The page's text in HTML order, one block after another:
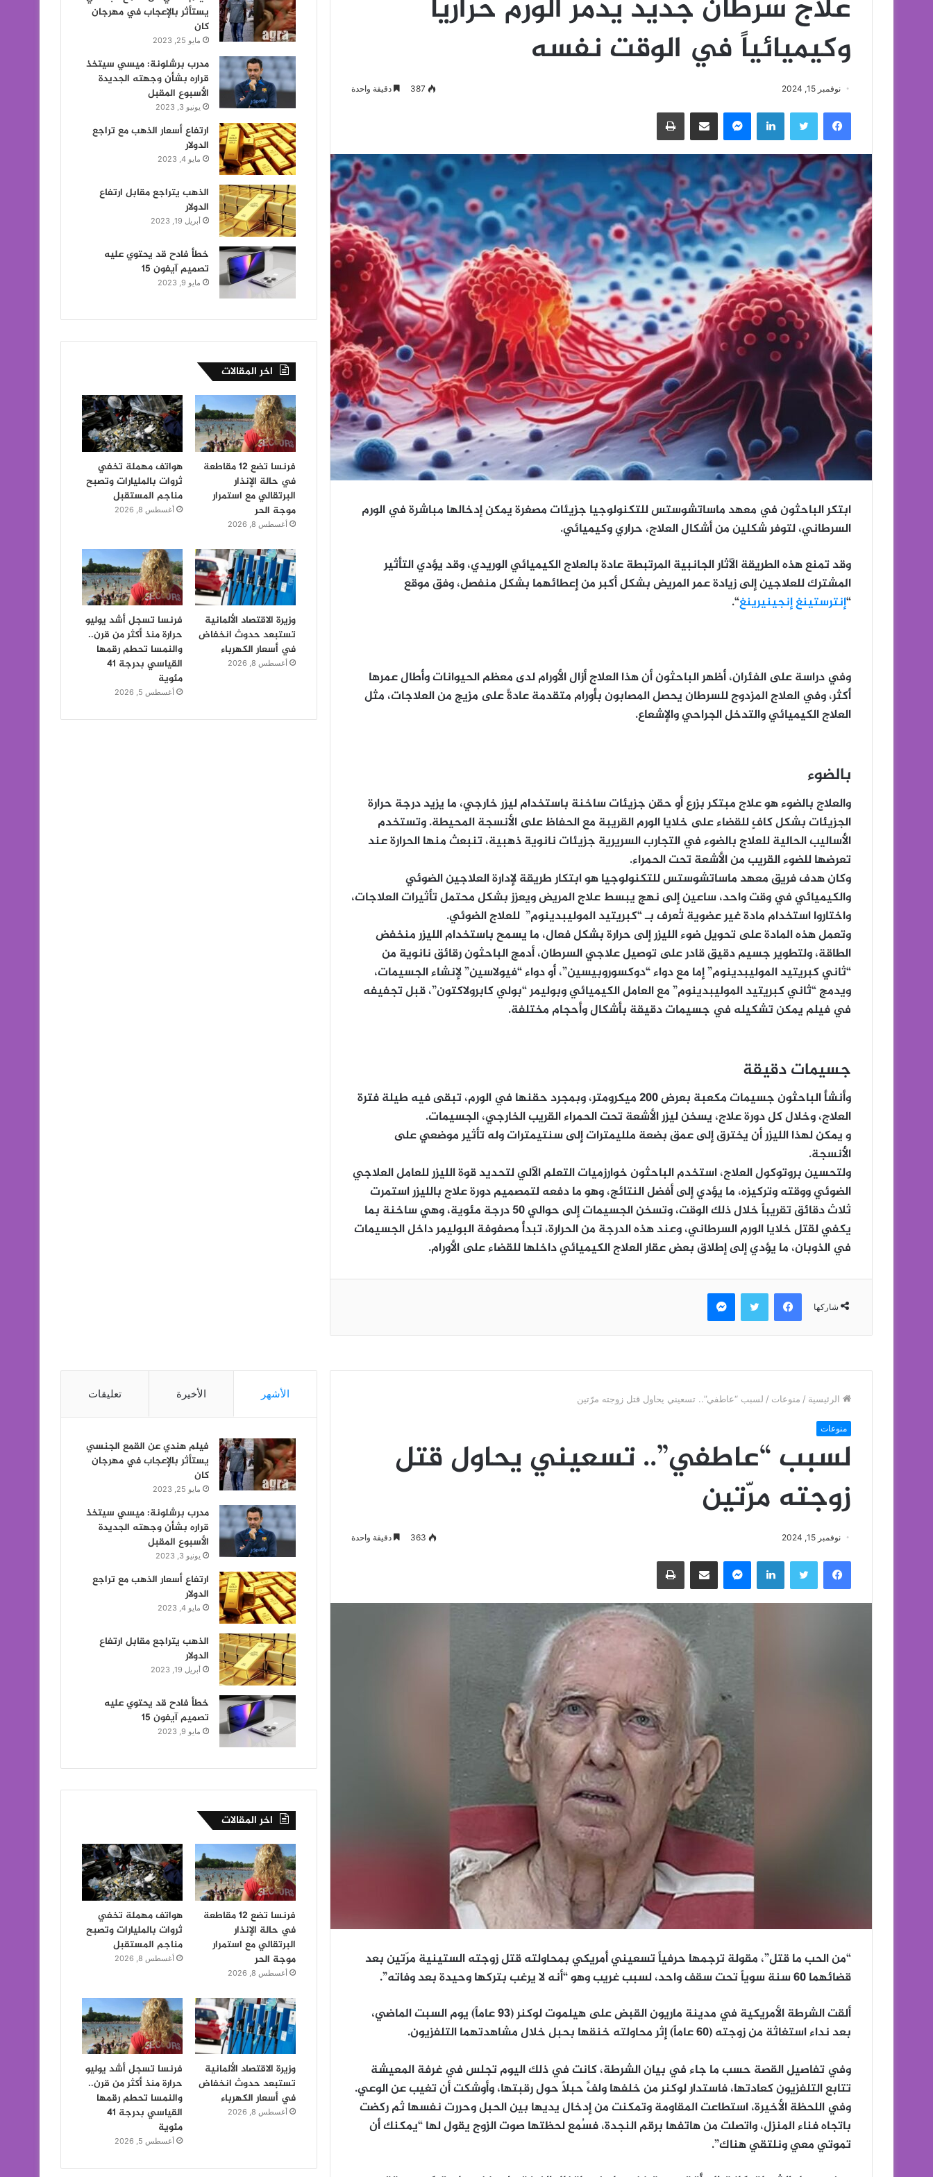
علاج سرطان جديد يدمر الورم حراريا
وكيميائياً في الوقت نفسه
نوفمبر 15, 2024 387 دقيقة واحدة
فيسبوك تويتر لينكدإن ماسنجر مشاركة عبر البريد طباعة
ابتكر الباحثون في معهد ماساتشوستس للتكنولوجيا جزيئات مصغرة يمكن إدخالها مباشرة في الورم
السرطاني، لتوفر شكلين من أشكال العلاج، حراري وكيميائي.
وقد تمنع هذه الطريقة الآثار الجانبية المرتبطة عادة بالعلاج الكيميائي الوريدي، وقد يؤدي التأثير
المشترك للعلاجين إلى زيادة عمر المريض بشكل أكبر من إعطائهما بشكل منفصل، وفق موقع
“إنترستينغ إنجينيرينغ“.
وفي دراسة على الفئران، أظهر الباحثون أن هذا العلاج أزال الأورام لدى معظم الحيوانات وأطال عمرها
أكثر، وفي العلاج المزدوج للسرطان يحصل المصابون بأورام متقدمة عادةً على مزيج من العلاجات، مثل
العلاج الكيميائي والتدخل الجراحي والإشعاع.
بالضوء
والعلاج بالضوء هو علاج مبتكر بزرع أو حقن جزيئات ساخنة باستخدام ليزر خارجي، ما يزيد درجة حرارة
الجزيئات بشكل كافٍ للقضاء على خلايا الورم القريبة مع الحفاظ على الأنسجة المحيطة. وتستخدم
الأساليب الحالية للعلاج بالضوء في التجارب السريرية جزيئات نانوية ذهبية، تنبعث منها الحرارة عند
تعرضها للضوء القريب من الأشعة تحت الحمراء.
وكان هدف فريق معهد ماساتشوستس للتكنولوجيا هو ابتكار طريقة لإدارة العلاجين الضوئي
والكيميائي في وقت واحد، ساعين إلى نهج يبسط علاج المريض ويعزز بشكل محتمل تأثيرات العلاجات،
واختاروا استخدام مادة غير عضوية تُعرف بـ “كبريتيد الموليبدينوم” للعلاج الضوئي.
وتعمل هذه المادة على تحويل ضوء الليزر إلى حرارة بشكل فعال، ما يسمح باستخدام الليزر منخفض
الطاقة، ولتطوير جسيم دقيق قادر على توصيل علاجي السرطان، أدمج الباحثون رقائق نانوية من
“ثاني كبريتيد الموليبدينوم” إما مع دواء “دوكسوروبيسين”، أو دواء “فيولاسين” لإنشاء الجسيمات،
ويدمج “ثاني كبريتيد الموليبدينوم” مع العامل الكيميائي وبوليمر “بولي كابرولاكتون”، قبل تجفيفه
في فيلم يمكن تشكيله في جسيمات دقيقة بأشكال وأحجام مختلفة.
جسيمات دقيقة
وأنشأ الباحثون جسيمات مكعبة بعرض 200 ميكرومتر، وبمجرد حقنها في الورم، تبقى فيه طيلة فترة
العلاج، وخلال كل دورة علاج، يسخن ليزر الأشعة تحت الحمراء القريب الخارجي، الجسيمات.
و يمكن لهذا الليزر أن يخترق إلى عمق بضعة ملليمترات إلى سنتيمترات وله تأثير موضعي على
الأنسجة.
ولتحسين بروتوكول العلاج، استخدم الباحثون خوارزميات التعلم الآلي لتحديد قوة الليزر للعامل العلاجي
الضوئي ووقته وتركيزه، ما يؤدي إلى أفضل النتائج، وهو ما دفعه لتمصميم دورة علاج بالليزر استمرت
ثلاث دقائق تقريباً خلال ذلك الوقت، وتسخن الجسيمات إلى حوالي 50 درجة مئوية، وهي ساخنة بما
يكفي لقتل خلايا الورم السرطاني، وعند هذه الدرجة من الحرارة، تبدأ مصفوفة البوليمر داخل الجسيمات
في الذوبان، ما يؤدي إلى إطلاق بعض عقار العلاج الكيميائي داخلها للقضاء على الأورام.
شاركها
فيسبوك تويتر ماسنجر
يستأثر بالإعجاب في مهرجان
كان
مايو 25, 2023
مدرب برشلونة: ميسي سيتخذ
قراره بشأن وجهته الجديدة
الأسبوع المقبل
يونيو 3, 2023
ارتفاع أسعار الذهب مع تراجع
الدولار
مايو 4, 2023
الذهب يتراجع مقابل ارتفاع
الدولار
أبريل 19, 2023
خطأ فادح قد يحتوي عليه
تصميم آيفون 15
مايو 9, 2023
اخر المقالات
فرنسا تضع 12 مقاطعة
في حالة الإنذار
البرتقالي مع استمرار
موجة الحر
أغسطس 8, 2026
هواتف مهملة تخفي
ثروات بالمليارات وتصبح
مناجم المستقبل
أغسطس 8, 2026
وزيرة الاقتصاد الألمانية
تستبعد حدوث انخفاض
في أسعار الكهرباء
أغسطس 8, 2026
فرنسا تسجل أشد يوليو
حرارة منذ أكثر من قرن..
والنمسا تحطم رقمها
القياسي بدرجة 41
مئوية
أغسطس 5, 2026